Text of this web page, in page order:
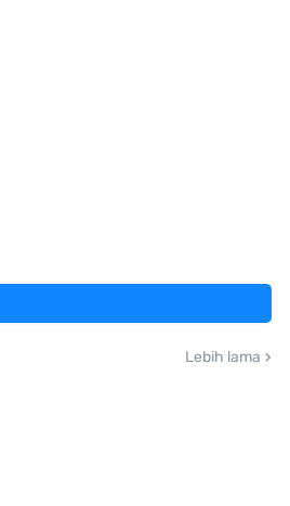
Lebih lama